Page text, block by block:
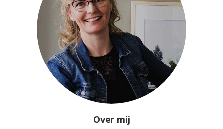
Over mij